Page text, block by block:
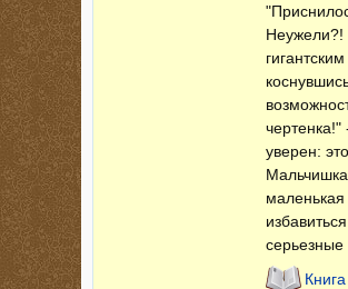
Неужели?!
чертенка!"
уверен:
маленькая
серьезные